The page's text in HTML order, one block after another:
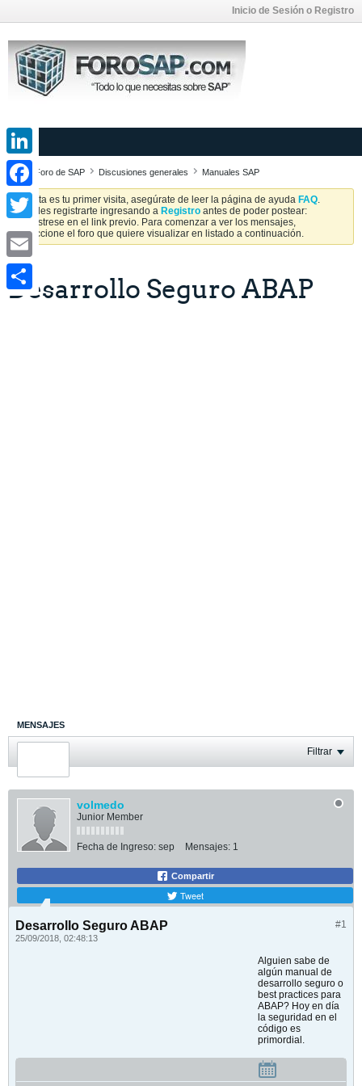
Inicio de Sesión o Registro
Foro de SAP Discusiones generales Manuales SAP
Si esta es tu primer visita, asegúrate de leer la página de ayuda FAQ.
Puedes registrarte ingresando a Registro antes de poder postear:
Regístrese en el link previo. Para comenzar a ver los mensajes,
seleccione el foro que quiere visualizar en listado a continuación.
Desarrollo Seguro ABAP
MENSAJES
ÚLTIMA ACTIVIDAD Filtrar
volmedo
Junior Member
Fecha de Ingreso: sep Mensajes: 1
Compartir
Tweet
#1
Desarrollo Seguro ABAP
25/09/2018, 02:48:13
Alguien sabe de
algún manual de
desarrollo seguro o
best practices para
ABAP? Hoy en día
la seguridad en el
código es
primordial.
LinkedIn
Facebook
Twitter
Email